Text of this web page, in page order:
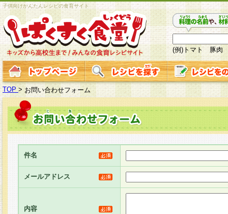
子供向けかんたんレシピの食育サイト
(例)トマト 豚肉
TOP > お問い合わせフォーム
件名
メールアドレス
内容